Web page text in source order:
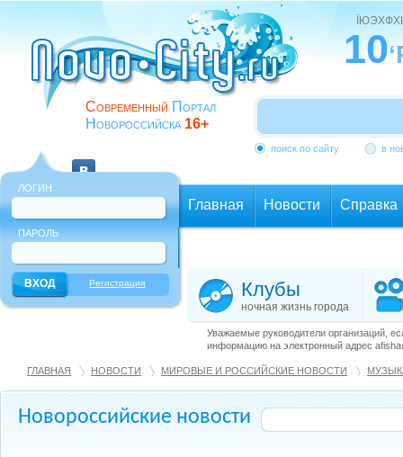
Современный Портал
Новороссийска 16+
10
поиск по сайту в
ЛОГИН
ПАРОЛЬ
Регистрация
Главная Новости Справка
Клубы
ночная жизнь города
Уважаемые руководители организаций,
информацию на электронный адрес
ГЛАВНАЯ НОВОСТИ МИРОВЫЕ И РОССИЙСКИЕ НОВОСТИ
Новороссийские новости